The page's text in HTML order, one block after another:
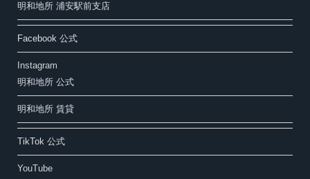
明和地所 浦安駅前支店
Facebook 公式
Instagram
明和地所 公式
明和地所 賃貸
TikTok 公式
YouTube